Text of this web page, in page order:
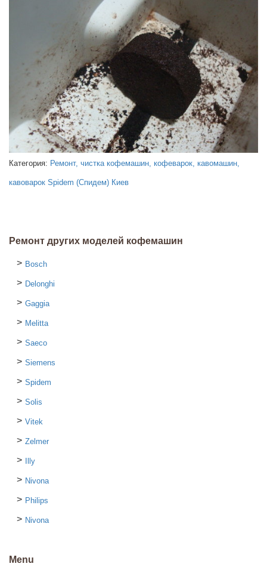
Категория: Ремонт, чистка кофемашин, кофеварок, кавомашин,
кавоварок Spidem (Спидем) Киев
Ремонт других моделей кофемашин
Bosch
Delonghi
Gaggia
Melitta
Saeco
Siemens
Spidem
Solis
Vitek
Zelmer
Illy
Nivona
Philips
Nivona
Menu